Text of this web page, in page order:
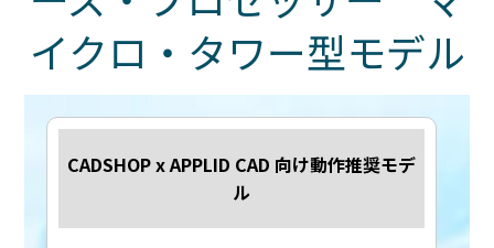
イクロ・タワー型モデル
CADSHOP x APPLID CAD 向け動作推奨モデ
ル